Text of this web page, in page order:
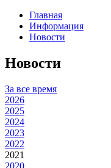
Главная
Информация
Новости
Новости
За все время
2026
2025
2024
2023
2022
2021
2020